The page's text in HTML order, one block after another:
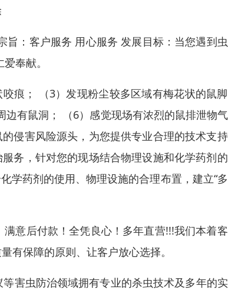
：客户服务 用心服务 发展目标：当您遇到
奉献。
痕； （3）发现粉尘较多区域有梅花状的鼠
边有鼠洞； （6）感觉现场有浓烈的鼠排泄物
侵害风险源头，为您提供专业合理的技术支
务，针对您的现场结合物理设施和化学药剂
学药剂的使用、物理设施的合理布置，建立“
意后付款！全凭良心！多年直营!!!我们本着
有保障的原则、让客户放心选择。
害虫防治领域拥有专业的杀虫技术及多年的